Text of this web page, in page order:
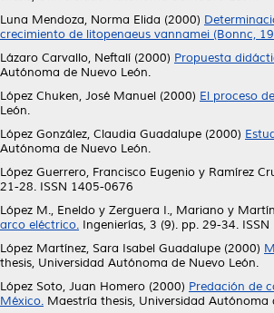
Luna Mendoza, Norma Elida (2000)
crecimiento de litopenaeus vannamei (Bonnc,
Lázaro Carvallo, Neftalí (2000) Propuesta
Autónoma de Nuevo León.
López Chuken, José Manuel (2000) El proceso
León.
López González, Claudia Guadalupe (2000)
Autónoma de Nuevo León.
López Guerrero, Francisco Eugenio y Ramírez
21-28. ISSN 1405-0676
López M., Eneldo y Zerguera I., Mariano y
arco eléctrico. Ingenierías, 3 (9). pp. 29-34.
López Martínez, Sara Isabel Guadalupe (2000)
thesis, Universidad Autónoma de Nuevo León.
López Soto, Juan Homero (2000) Predación de
México. Maestría thesis, Universidad Autónoma